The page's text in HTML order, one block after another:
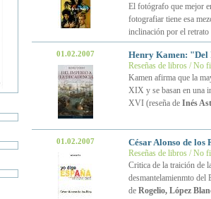
El fotógrafo que mejor
fotografiar tiene esa
inclinación por el retrato
01.02.2007 Henry Kamen: "Del
Reseñas de libros / No
Kamen afirma que la
XIX y se basan en una
XVI (reseña de Inés
01.02.2007 César Alonso de
Reseñas de libros / No
Critica de la traición de
desmantelamienmto del
de Rogelio, López